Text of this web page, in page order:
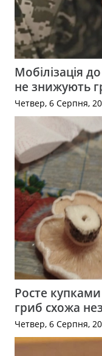
Мобілізація
не знижують
Четвер, 6 Серпня,
Росте
гриб схожа
Четвер, 6 Серпня,